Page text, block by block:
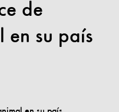
de
en su país